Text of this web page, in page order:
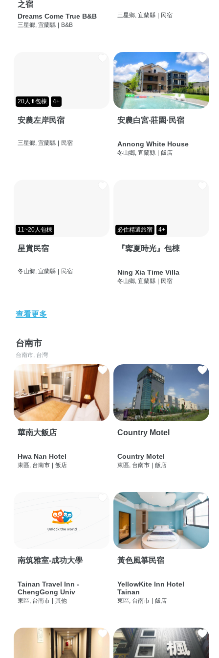
之宿
Dreams Come True B&B
三星鄉, 宜蘭縣 B&B
三星鄉, 宜蘭縣 民宿
20人⬆包棟 4+
安農左岸民宿
三星鄉, 宜蘭縣 民宿
安農白宮‧莊園·民宿
Annong White House
冬山鄉, 宜蘭縣 飯店
11~20人包棟
星賞民宿
冬山鄉, 宜蘭縣 | 民宿
必住精選旅宿 4+
『寗夏時光』包棟
Ning Xia Time Villa
冬山鄉, 宜蘭縣 | 民宿
查看更多
台南市
台南市, 台灣
華南大飯店
Hwa Nan Hotel
東區, 台南市 | 飯店
Country Motel
Country Motel
東區, 台南市 | 飯店
南筑雅室-成功大學
Tainan Travel Inn -
ChengGong Univ
東區, 台南市 | 其他
黃色風箏民宿
YellowKite Inn Hotel
Tainan
東區, 台南市 | 飯店